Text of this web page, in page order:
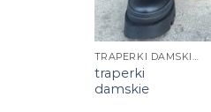
TRAPERKI DAMSKIE
traperki
damskie